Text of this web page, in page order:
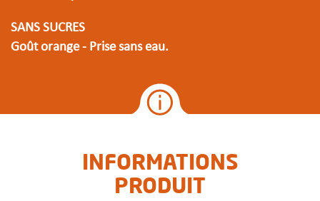
SANS SUCRES
Goût orange - Prise sans eau.
INFORMATIONS
PRODUIT